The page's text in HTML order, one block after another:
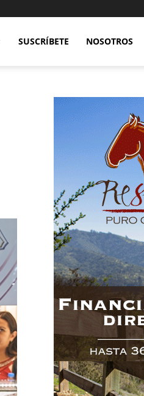
SUSCRÍBETE NOSOTROS